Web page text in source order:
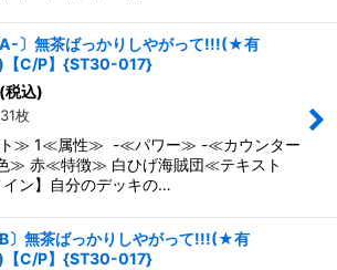
A-〕無茶ばっかりしやがって!!!(★有
【C/P】{ST30-017}
(税込)
枚
≫ 1≪属性≫ -≪パワー≫ -≪カウンター
赤≪特徴≫ 白ひげ海賊団≪テキスト
ン】自分のデッキの…
B〕無茶ばっかりしやがって!!!(★有
【C/P】{ST30-017}